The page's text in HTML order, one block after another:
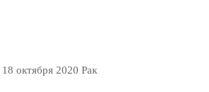
октября 2020 Рак